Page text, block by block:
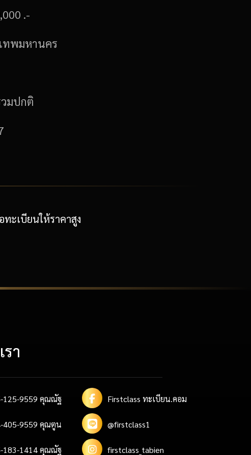
.-
ทพมหานคร
มปกติ
ะเบียนให้ราคาสูง
า
125-9559 คุณณัฐ
405-9559 คุณตูน
183-1414 คุณณัฐ
Firstclass ทะเบียน.คอม
@firstclass1
firstclass_tabien